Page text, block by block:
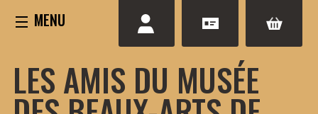
LES AMIS DU MUSÉE